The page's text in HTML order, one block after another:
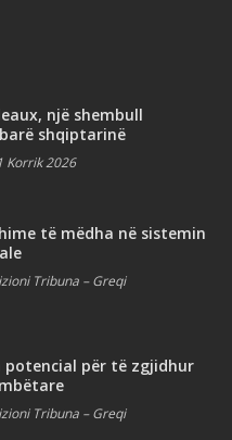
një shembull
shqiptarinë
Korrik 2026
të mëdha në sistemin
Tribuna – Greqi
potencial për të zgjidhur
Tribuna – Greqi